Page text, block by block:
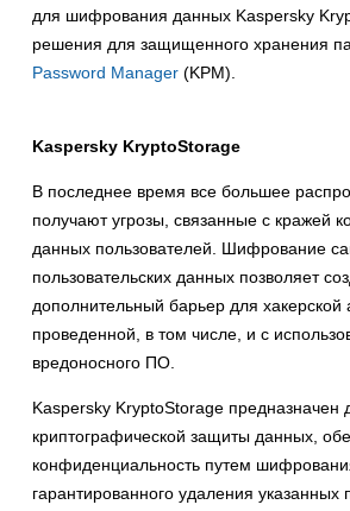
для шифрования данных Kaspersky
решения для защищенного хранения
Password Manager (KPM).
Kaspersky KryptoStorage
В последнее время все большее
получают угрозы, связанные с кражей
данных пользователей. Шифрование
пользовательских данных позволяет
дополнительный барьер для хакерской
проведенной, в том числе, и с
вредоносного ПО.
Kaspersky KryptoStorage предназначен
криптографической защиты данных,
конфиденциальность путем
гарантированного удаления указанных